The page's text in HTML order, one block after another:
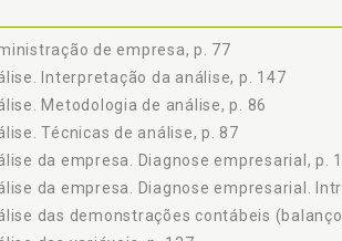
Metodologia de análise, p. 86
Técnicas de análise, p. 87
Resumo do capítulo, p. 88
Questões para revisão, p. 88
3 Análise do desempenho empresarial
DO DESEMPENHO DA EMPRESA ATRAVÉS
Introdução, p. 91
de empresa, p. 77
Interpretação da análise, p. 147
Metodologia de análise, p. 86
Técnicas de análise, p. 87
da empresa. Diagnose empresarial, p.
da empresa. Diagnose empresarial.
das demonstrações contábeis